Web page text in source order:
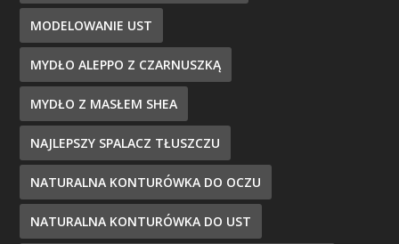
MODELOWANIE UST
MYDŁO ALEPPO Z CZARNUSZKĄ
MYDŁO Z MASŁEM SHEA
NAJLEPSZY SPALACZ TŁUSZCZU
NATURALNA KONTURÓWKA DO OCZU
NATURALNA KONTURÓWKA DO UST